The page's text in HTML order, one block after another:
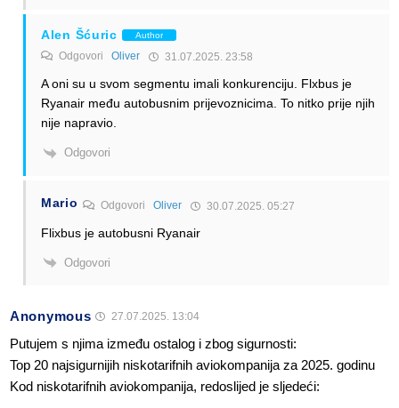
Alen Šćuric Author
Odgovori Oliver 31.07.2025. 23:58
A oni su u svom segmentu imali konkurenciju. Flxbus je
Ryanair među autobusnim prijevoznicima. To nitko prije njih
nije napravio.
Odgovori
Mario Odgovori Oliver 30.07.2025. 05:27
Flixbus je autobusni Ryanair
Odgovori
Anonymous 27.07.2025. 13:04
Putujem s njima između ostalog i zbog sigurnosti:
Top 20 najsigurnijih niskotarifnih aviokompanija za 2025. godinu
Kod niskotarifnih aviokompanija, redoslijed je sljedeći: